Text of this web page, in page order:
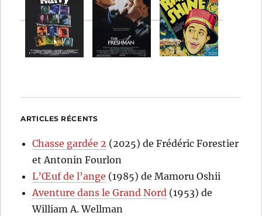
ARTICLES RÉCENTS
Chasse gardée 2 (2025) de Frédéric Forestier
et Antonin Fourlon
L’Œuf de l’ange (1985) de Mamoru Oshii
Aventure dans le Grand Nord (1953) de
William A. Wellman